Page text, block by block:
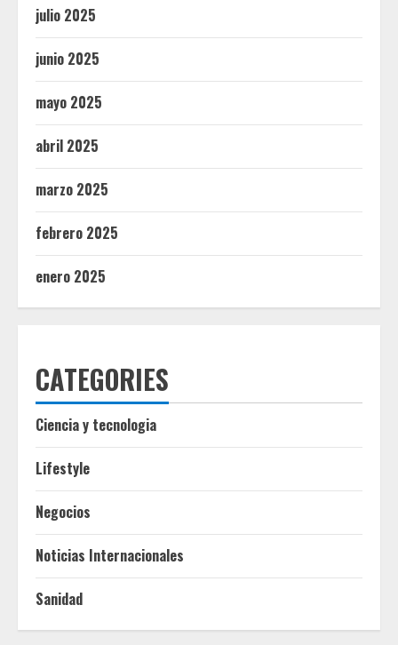
julio 2025
junio 2025
mayo 2025
abril 2025
marzo 2025
febrero 2025
enero 2025
CATEGORIES
Ciencia y tecnologia
Lifestyle
Negocios
Noticias Internacionales
Sanidad